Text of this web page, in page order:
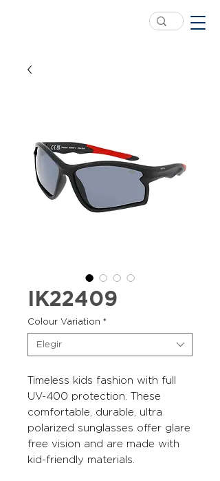
IK22409
Colour Variation *
Elegir
Timeless kids fashion with full
UV-400 protection. These
comfortable, durable, ultra
polarized sunglasses offer glare
free vision and are made with
kid-friendly materials.